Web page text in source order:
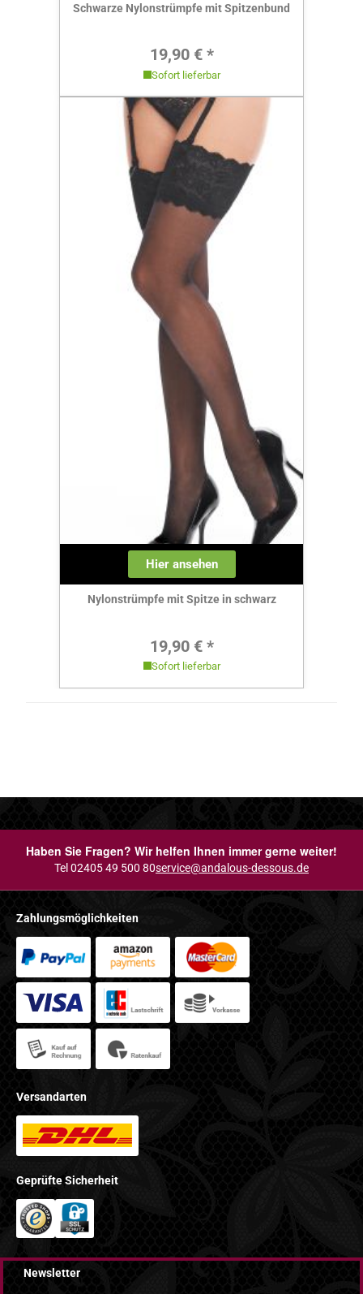
Schwarze Nylonstrümpfe mit Spitzenbund
Regulärer Preis:
19,90 € *
Sofort lieferbar
Hier ansehen
Nylonstrümpfe mit Spitze in schwarz
Regulärer Preis:
19,90 € *
Sofort lieferbar
Haben Sie Fragen? Wir helfen Ihnen immer gerne weiter!
Tel 02405 49 500 80service@andalous-dessous.de
Zahlungsmöglichkeiten
Versandarten
Geprüfte Sicherheit
Newsletter